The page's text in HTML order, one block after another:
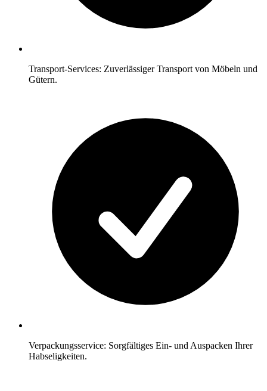
Transport-Services: Zuverlässiger Transport von Möbeln und
Gütern.
Verpackungsservice: Sorgfältiges Ein- und Auspacken Ihrer
Habseligkeiten.